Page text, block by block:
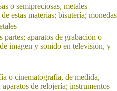
o semipreciosas, metales
estas materias; bisutería; monedas
aparatos de grabación o
imagen y sonido en televisión, y
o cinematografía, de medida,
de relojería; instrumentos